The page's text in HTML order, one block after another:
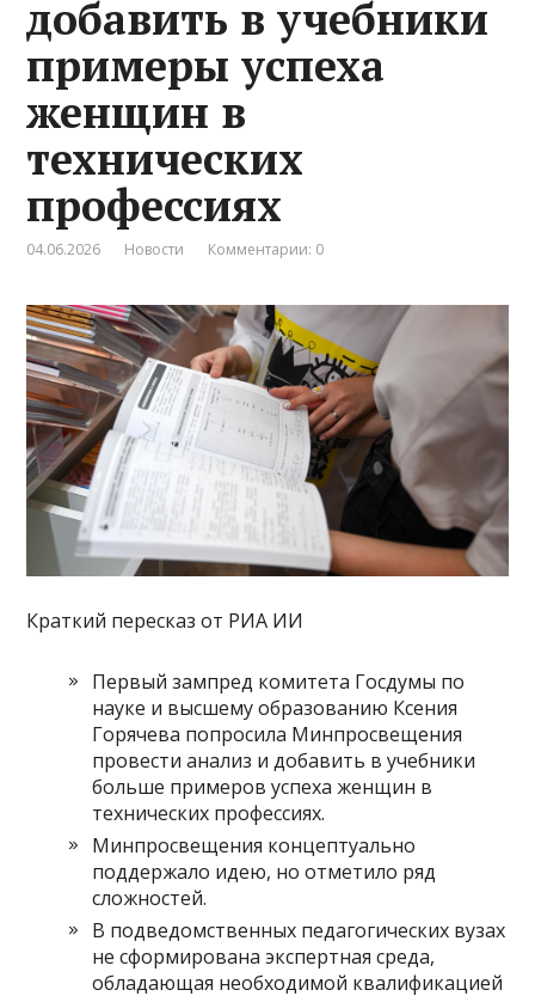
добавить в учебники
примеры успеха
женщин в
технических
профессиях
04.06.2026 Новости Комментарии: 0
Краткий пересказ от РИА ИИ
Первый зампред комитета Госдумы по
науке и высшему образованию Ксения
Горячева попросила Минпросвещения
провести анализ и добавить в учебники
больше примеров успеха женщин в
технических профессиях.
Минпросвещения концептуально
поддержало идею, но отметило ряд
сложностей.
В подведомственных педагогических вузах
не сформирована экспертная среда,
обладающая необходимой квалификацией